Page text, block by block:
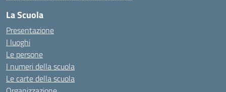
La Scuola
Presentazione
I luoghi
Le persone
I numeri della scuola
Le carte della scuola